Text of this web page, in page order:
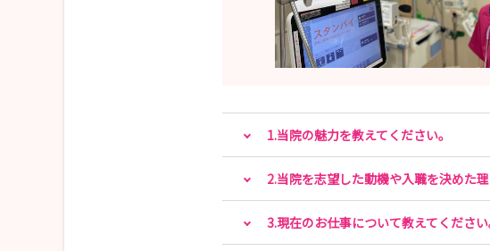
1.当院の魅力を教えてください。
2.当院を志望した動機や入職を決めた理
3.現在のお仕事について教えてください